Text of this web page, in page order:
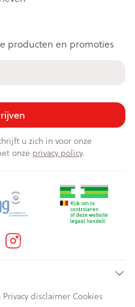
producten en promoties
u zich in voor onze
onze privacy policy.
Privacy disclaimer Cookies